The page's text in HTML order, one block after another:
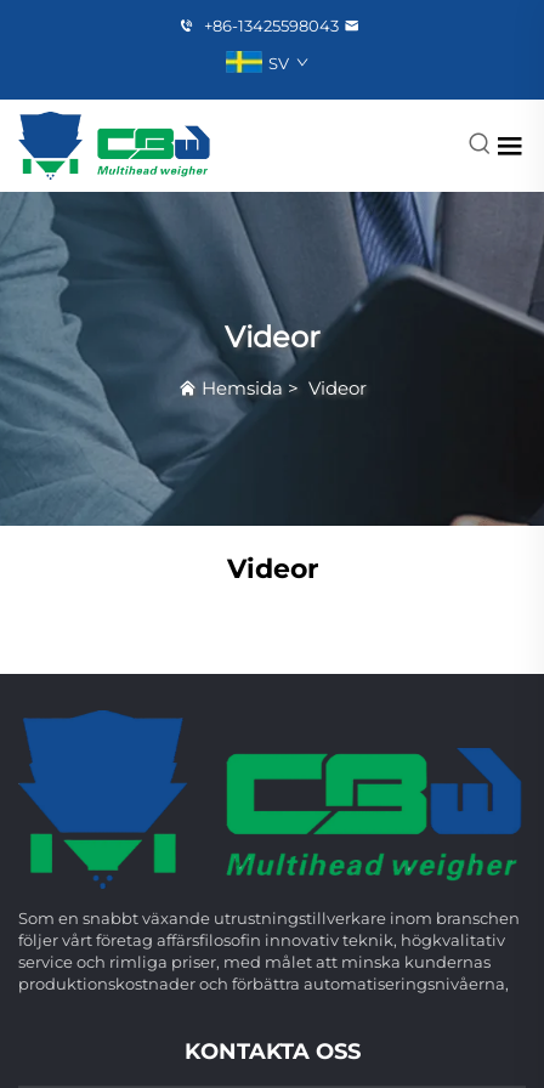
+86-13425598043
SV
Videor
Hemsida > Videor
Videor
Som en snabbt växande utrustningstillverkare inom branschen
följer vårt företag affärsfilosofin innovativ teknik, högkvalitativ
service och rimliga priser, med målet att minska kundernas
produktionskostnader och förbättra automatiseringsnivåerna,
KONTAKTA OSS